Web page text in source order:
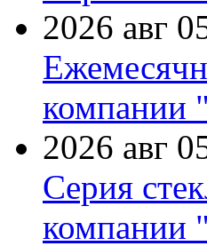
2026 авг
компании
2026 авг
Серия
компании